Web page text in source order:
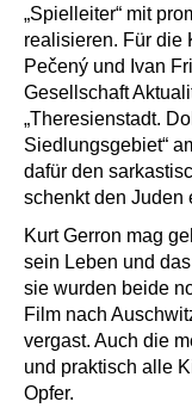
„Spielleiter“ mit
realisieren. Für die
Pečený und Ivan
Gesellschaft
„Theresienstadt.
Siedlungsgebiet“
dafür den
schenkt den Juden
Kurt Gerron mag
sein Leben und
sie wurden beide
Film nach
vergast. Auch die
und praktisch alle
Opfer.